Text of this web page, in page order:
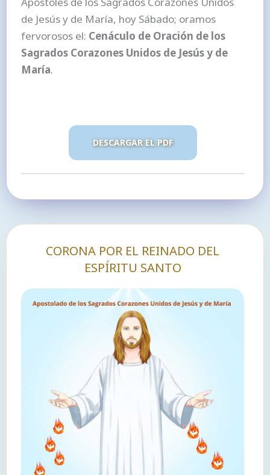
de Jesús y de María, hoy Sábado; oramos
fervorosos el: Cenáculo de Oración de los
Sagrados Corazones Unidos de Jesús y de
María.
DESCARGAR EL PDF
CORONA POR EL REINADO DEL
ESPÍRITU SANTO